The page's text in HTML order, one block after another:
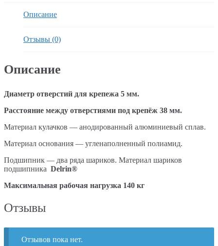
Описание
Отзывы (0)
Описание
Диаметр отверстий для крепежа 5 мм.
Расстояние между отверстиями под крепёж 38 мм.
Материал кулачков — анодированный алюминиевый сплав.
Материал основания — угленаполненный полиамид.
Подшипник — два ряда шариков. Материал шариков
подшипника Delrin®
Максимальная рабочая нагрузка 140 кг
Отзывы
Отзывов пока нет.